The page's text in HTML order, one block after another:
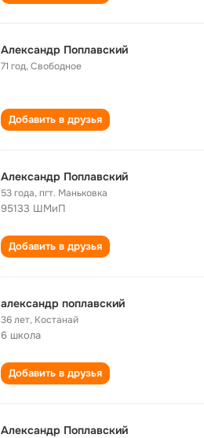
Александр Поплавский
71 год,Свободное
Добавить в друзья
Александр Поплавский
53 года,пгт. Маньковка
95133 ШМиП
Добавить в друзья
александр поплавский
36 лет, Костанай
6 школа
Добавить в друзья
Александр Поплавский